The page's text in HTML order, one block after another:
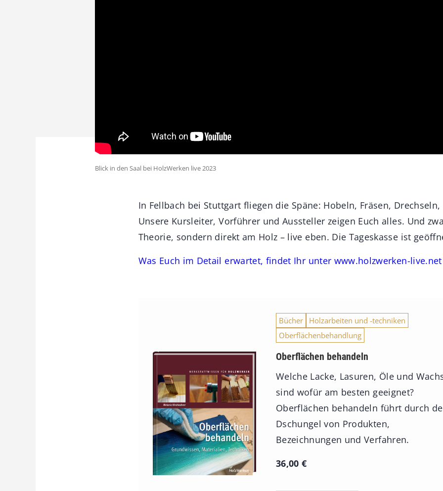
Blick in den Saal bei HolzWerken live 2023
In Fellbach bei Stuttgart fliegen die Späne: Hobeln, Fräsen, Drechseln,
Unsere Kursleiter, Vorführer und Aussteller zeigen Euch alles. Und
Theorie, sondern direkt am Holz – live eben. Die Tageskasse ist
Was Euch im Detail erwartet, findet Ihr unter www.holzwerken-live.net
Bücher
Holzarbeiten und -techniken
Oberflächenbehandlung
Oberflächen behandeln
Welche Lacke, Lasuren, Öle und
sind wofür am besten geeignet?
Oberflächen behandeln führt durch
Dschungel von Produkten,
Bezeichnungen und Verfahren.
36,00 €